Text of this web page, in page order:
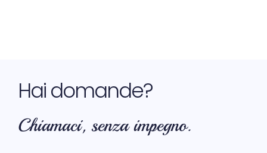
Hai domande?
Chiamaci, senza impegno.